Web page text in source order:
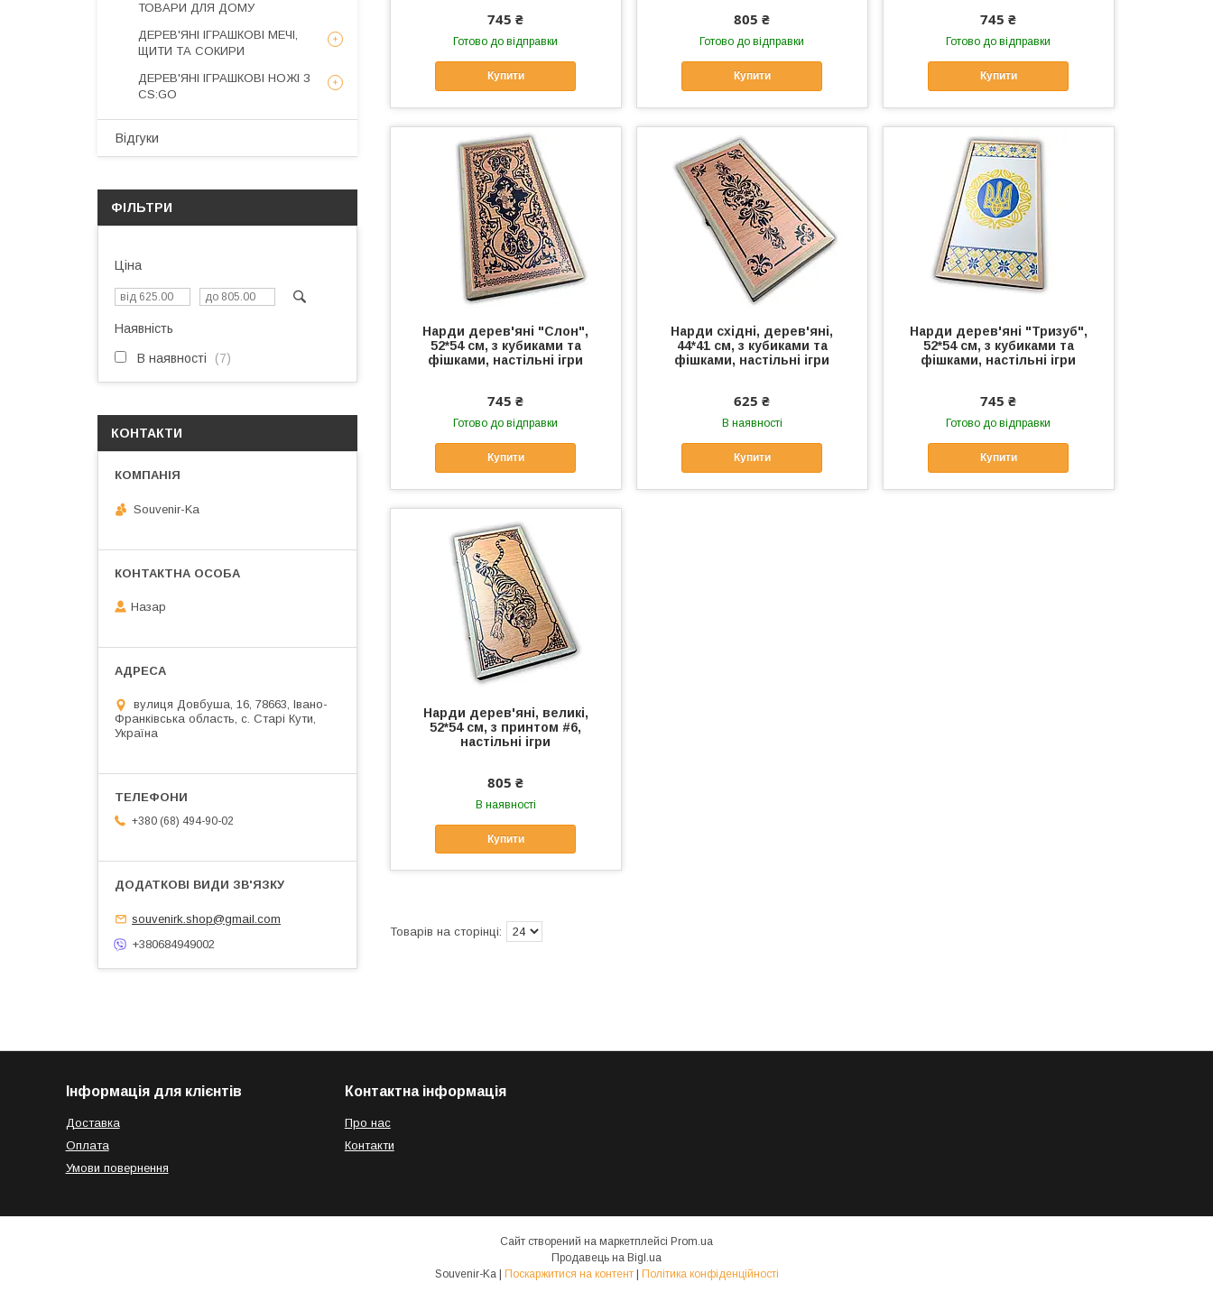
745 ₴
Готово до відправки
Купити
805 ₴
Готово до відправки
Купити
745 ₴
Готово до відправки
Купити
Нарди дерев'яні "Слон",
52*54 см, з кубиками та
фішками, настільні ігри
745 ₴
Готово до відправки
Купити
Нарди східні, дерев'яні,
44*41 см, з кубиками та
фішками, настільні ігри
625 ₴
В наявності
Купити
Нарди дерев'яні "Тризуб",
52*54 см, з кубиками та
фішками, настільні ігри
745 ₴
Готово до відправки
Купити
Нарди дерев'яні, великі,
52*54 см, з принтом #6,
настільні ігри
805 ₴
В наявності
Купити
ТОВАРИ ДЛЯ ДОМУ
ДЕРЕВ'ЯНІ ІГРАШКОВІ МЕЧІ,
ЩИТИ ТА СОКИРИ
ДЕРЕВ'ЯНІ ІГРАШКОВІ НОЖІ З
CS:GO
Відгуки
ФІЛЬТРИ
Ціна
Наявність
В наявності 7
КОНТАКТИ
Souvenir-Ka
Назар
вулиця Довбуша, 16, 78663, Івано-
Франківська область, с. Старі Кути,
Україна
+380 (68) 494-90-02
souvenirk.shop@gmail.com
+380684949002
Інформація для клієнтів
Доставка
Оплата
Умови повернення
Контактна інформація
Про нас
Контакти
Сайт створений на маркетплейсі Prom.ua
Продавець на Bigl.ua
Поскаржитися на контент Політика конфіденційності